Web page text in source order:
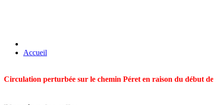
Accueil
Circulation perturbée sur le chemin Péret en raison du début